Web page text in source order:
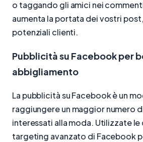
o taggando gli amici nei
aumenta la portata dei vostri
potenziali clienti.
Pubblicità su Facebook per
abbigliamento
La pubblicità su Facebook è un
raggiungere un maggior numero
interessati alla moda. Utilizzate le
targeting avanzato di Facebook